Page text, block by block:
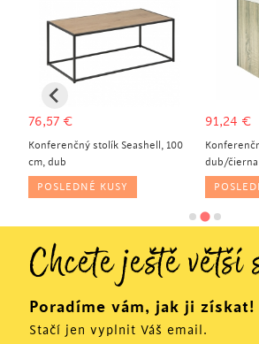
76,57 €
Konferenčný stolík Seashell, 100
cm, dub
POSLEDNÉ KUSY
91,24 €
dub/čierna
Chcete ještě větší
Poradíme vám, jak ji získat!
Stačí jen vyplnit Váš email.